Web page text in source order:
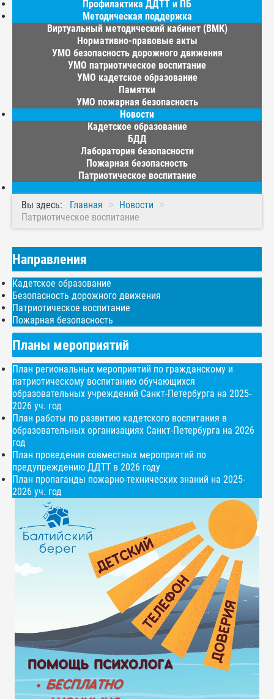
Профилактика ДДТТ и ПБ
Методическая поддержка
Виртуальный методический кабинет (ВМК)
Нормативно-правовые акты
УМО безопасность дорожного движения
УМО патриотическое воспитание
УМО кадетское образование
Памятки
УМО пожарная безопасность
Новости
Кадетское образование
БДД
Лаборатория безопасности
Пожарная безопасность
Патриотическое воспитание
Вы здесь: Главная
Новости
Патриотическое воспитание
Направления
Кадетское образование
Безопасность дорожного движения
Патриотическое воспитание
Пожарная безопасность
Планы мероприятий
План региональных мероприятий по гражданскому и
патриотическому воспитанию обучающихся
образовательных учреждений Санкт-Петербурга на 2025-
2026 уч. год
План работы по развитию кадетского воспитания в
образовательных организациях Санкт-Петербурга на 2026
год
План проведения совместных мероприятий по
предупреждению ДДТТ в 2026 году
План пропаганды пожарно-технических знаний на 2025-
2026 уч. год